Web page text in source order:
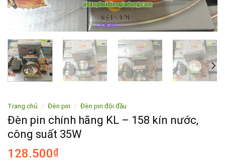
Trang chủ / Đèn pin / Đèn pin đội đầu
Đèn pin chính hãng KL – 158 kín nước,
công suất 35W
128.500₫